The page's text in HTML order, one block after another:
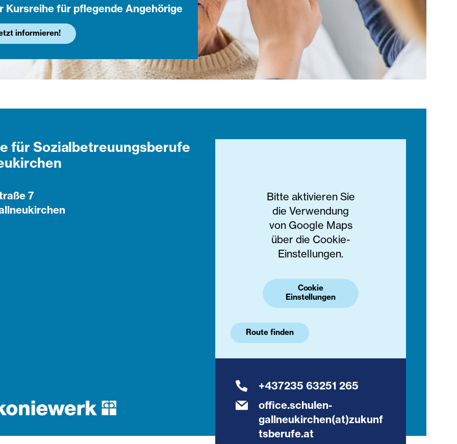
Kursreihe für pflegende Angehörige
informieren!
für Sozialbetreuungsberufe
7
Bitte aktivieren Sie
die Verwendung
von Google Maps
über die Cookie-
Einstellungen.
Cookie
Einstellungen
Route finden
+437235 63251 265
office.schulen-
gallneukirchen(at)zukunf
tsberufe.at